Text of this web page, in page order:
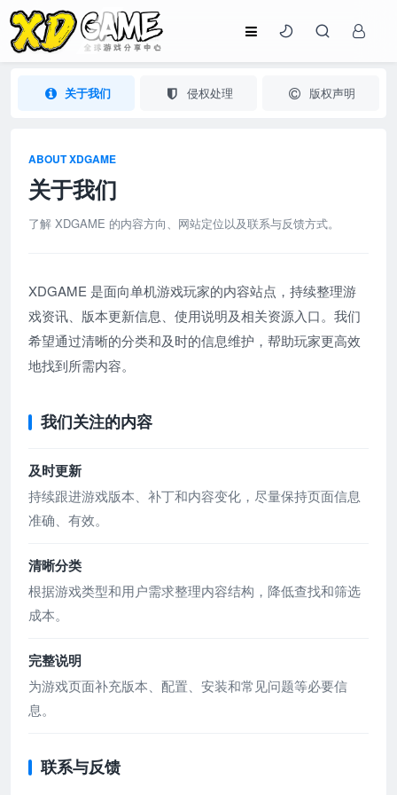
关于我们 侵权处理 版权声明
ABOUT XDGAME
关于我们
了解 XDGAME 的内容方向、网站定位以及联系与反馈方式。
XDGAME 是面向单机游戏玩家的内容站点，持续整理游
戏资讯、版本更新信息、使用说明及相关资源入口。我们
希望通过清晰的分类和及时的信息维护，帮助玩家更高效
地找到所需内容。
我们关注的内容
及时更新
持续跟进游戏版本、补丁和内容变化，尽量保持页面信息
准确、有效。
清晰分类
根据游戏类型和用户需求整理内容结构，降低查找和筛选
成本。
完整说明
为游戏页面补充版本、配置、安装和常见问题等必要信
息。
联系与反馈